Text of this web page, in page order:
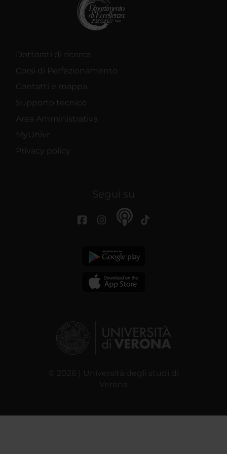
Dottorati di ricerca
Corsi di Perfezionamento
Contatti e mappa
Supporto tecnico
Area Amministrativa
MyUnivr
Privacy policy
Segui su
© 2026 | Università degli studi di
Verona